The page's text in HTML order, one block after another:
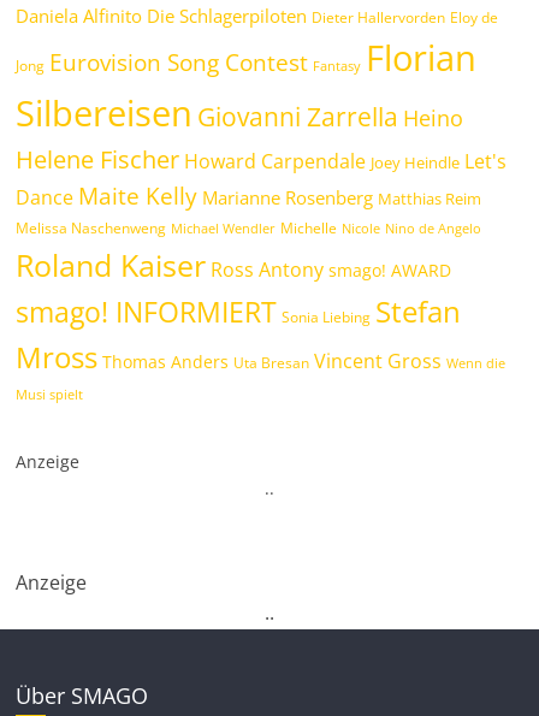
Daniela Alfinito Die Schlagerpiloten Dieter Hallervorden Eloy de
Jong Eurovision Song Contest Fantasy Florian
Silbereisen Giovanni Zarrella Heino
Helene Fischer Howard Carpendale Joey Heindle Let's
Dance Maite Kelly Marianne Rosenberg Matthias Reim
Melissa Naschenweng Michael Wendler Michelle Nicole Nino de Angelo
Roland Kaiser Ross Antony smago! AWARD
smago! INFORMIERT Sonia Liebing Stefan
Mross Thomas Anders Uta Bresan Vincent Gross Wenn die
Musi spielt
Anzeige
..
Anzeige
..
Über SMAGO